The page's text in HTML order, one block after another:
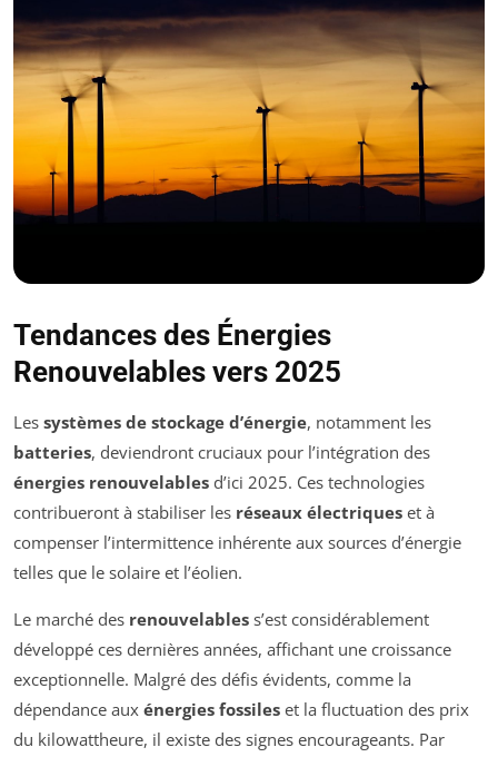
Tendances des Énergies
Renouvelables vers 2025
Les systèmes de stockage d’énergie, notamment les
batteries, deviendront cruciaux pour l’intégration des
énergies renouvelables d’ici 2025. Ces technologies
contribueront à stabiliser les réseaux électriques et à
compenser l’intermittence inhérente aux sources d’énergie
telles que le solaire et l’éolien.
Le marché des renouvelables s’est considérablement
développé ces dernières années, affichant une croissance
exceptionnelle. Malgré des défis évidents, comme la
dépendance aux énergies fossiles et la fluctuation des prix
du kilowattheure, il existe des signes encourageants. Par